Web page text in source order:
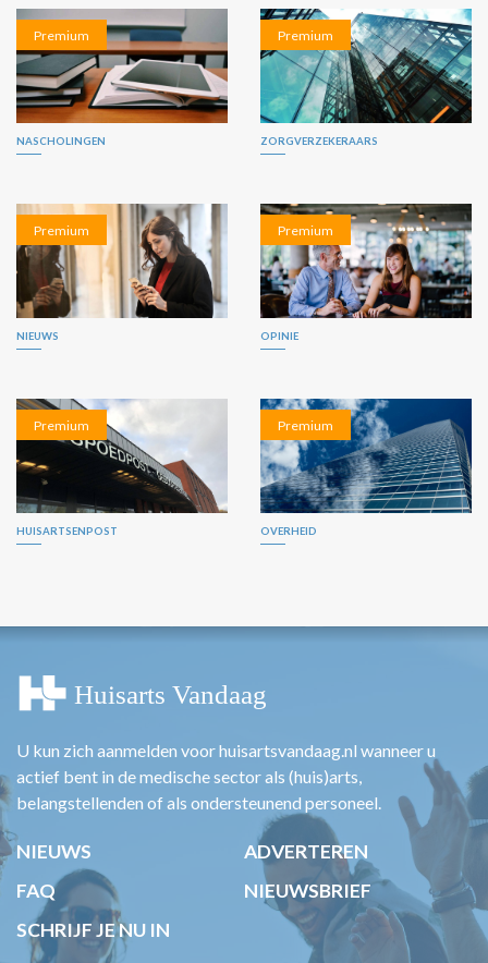
Premium
NASCHOLINGEN
Premium
ZORGVERZEKERAARS
Premium
NIEUWS
Premium
OPINIE
Premium
HUISARTSENPOST
Premium
OVERHEID
U kun zich aanmelden voor huisartsvandaag.nl wanneer u
actief bent in de medische sector als (huis)arts,
belangstellenden of als ondersteunend personeel.
NIEUWS
ADVERTEREN
FAQ
NIEUWSBRIEF
SCHRIJF JE NU IN